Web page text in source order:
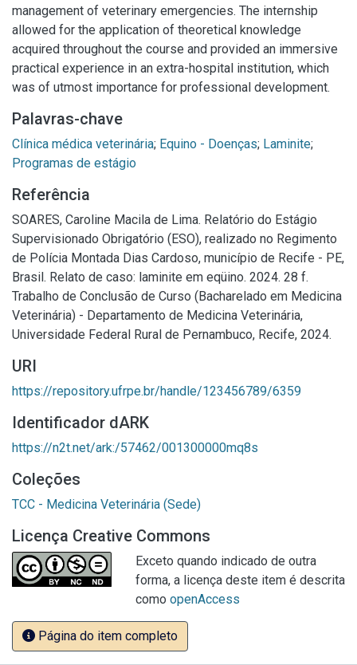
management of veterinary emergencies. The internship
allowed for the application of theoretical knowledge
acquired throughout the course and provided an immersive
practical experience in an extra-hospital institution, which
was of utmost importance for professional development.
Palavras-chave
Clínica médica veterinária; Equino - Doenças; Laminite;
Programas de estágio
Referência
SOARES, Caroline Macila de Lima. Relatório do Estágio
Supervisionado Obrigatório (ESO), realizado no Regimento
de Polícia Montada Dias Cardoso, município de Recife - PE,
Brasil. Relato de caso: laminite em eqüino. 2024. 28 f.
Trabalho de Conclusão de Curso (Bacharelado em Medicina
Veterinária) - Departamento de Medicina Veterinária,
Universidade Federal Rural de Pernambuco, Recife, 2024.
URI
https://repository.ufrpe.br/handle/123456789/6359
Identificador dARK
https://n2t.net/ark:/57462/001300000mq8s
Coleções
TCC - Medicina Veterinária (Sede)
Licença Creative Commons
Exceto quando indicado de outra
forma, a licença deste item é descrita
como openAccess
Página do item completo